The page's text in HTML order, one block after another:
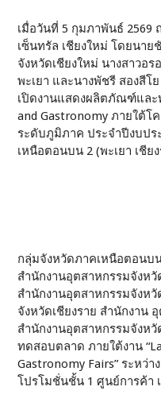
เมื่อวันที่ 5 กุมภาพันธ์
เซ็นทรัล เชียงใหม่ โดยนา
จังหวัดเชียงใหม่ นางสาวอ
พะเยา และนางพัชรี สองสีโ
เปิดงานแสดงผลิตภัณฑ์และ
and Gastronomy ภายใต้โ
ระดับภูมิภาค ประจำปีงบป
เหนือตอนบน 2 (พะเยา เชีย
กลุ่มจังหวัดภาคเหนือตอนบ
สำนักงานอุตสาหกรรมจังห
สำนักงานอุตสาหกรรมจังห
จังหวัดเชียงราย สำนักงาน
สำนักงานอุตสาหกรรมจังห
ทดสอบตลาด ภายใต้งาน
Gastronomy Fairs” ระหว่
โปรโมชั่นชั้น 1 ศูนย์การค้า